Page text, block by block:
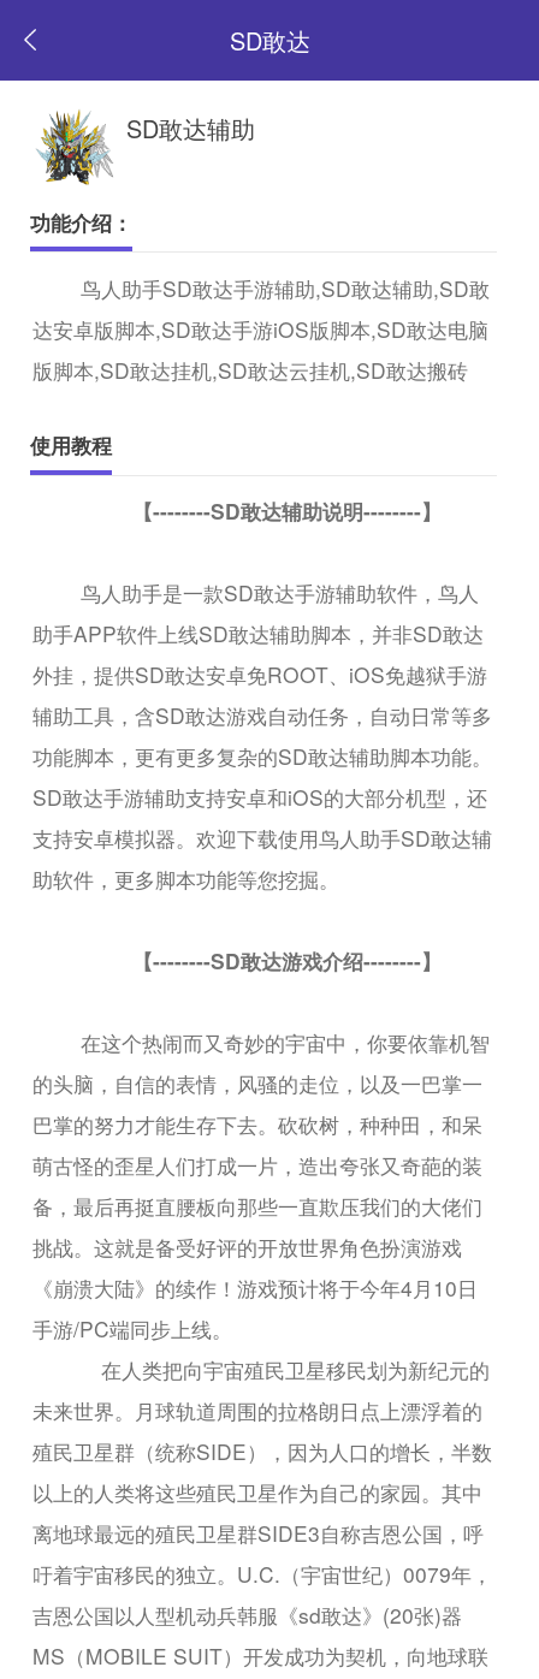
SD敢达
返
页
SD敢达辅助
功能介绍：
鸟人助手SD敢达手游辅助,SD敢达辅助,SD敢
达安卓版脚本,SD敢达手游iOS版脚本,SD敢达电脑
版脚本,SD敢达挂机,SD敢达云挂机,SD敢达搬砖
使用教程
【--------SD敢达辅助说明--------】
鸟人助手是一款SD敢达手游辅助软件，鸟人
助手APP软件上线SD敢达辅助脚本，并非SD敢达
外挂，提供SD敢达安卓免ROOT、iOS免越狱手游
辅助工具，含SD敢达游戏自动任务，自动日常等多
功能脚本，更有更多复杂的SD敢达辅助脚本功能。
SD敢达手游辅助支持安卓和iOS的大部分机型，还
支持安卓模拟器。欢迎下载使用鸟人助手SD敢达辅
助软件，更多脚本功能等您挖掘。
【--------SD敢达游戏介绍--------】
在这个热闹而又奇妙的宇宙中，你要依靠机智
的头脑，自信的表情，风骚的走位，以及一巴掌一
巴掌的努力才能生存下去。砍砍树，种种田，和呆
萌古怪的歪星人们打成一片，造出夸张又奇葩的装
备，最后再挺直腰板向那些一直欺压我们的大佬们
挑战。这就是备受好评的开放世界角色扮演游戏
《崩溃大陆》的续作！游戏预计将于今年4月10日
手游/PC端同步上线。
在人类把向宇宙殖民卫星移民划为新纪元的
未来世界。月球轨道周围的拉格朗日点上漂浮着的
殖民卫星群（统称SIDE），因为人口的增长，半数
以上的人类将这些殖民卫星作为自己的家园。其中
离地球最远的殖民卫星群SIDE3自称吉恩公国，呼
吁着宇宙移民的独立。U.C.（宇宙世纪）0079年，
吉恩公国以人型机动兵韩服《sd敢达》(20张)器
MS（MOBILE SUIT）开发成功为契机，向地球联